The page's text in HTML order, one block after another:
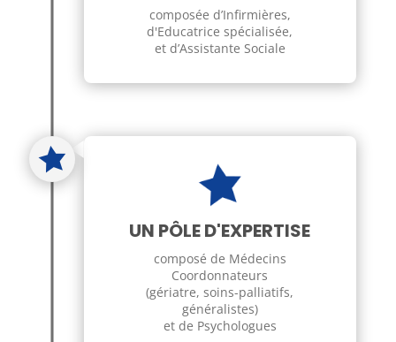
composée d’Infirmières,
d'Educatrice spécialisée,
et d’Assistante Sociale
UN PÔLE D'EXPERTISE
composé de Médecins
Coordonnateurs
(gériatre, soins-palliatifs,
généralistes)
et de Psychologues